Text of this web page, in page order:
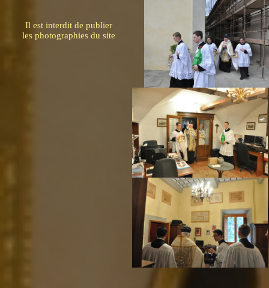
Il est interdit de publier
les photographies du site